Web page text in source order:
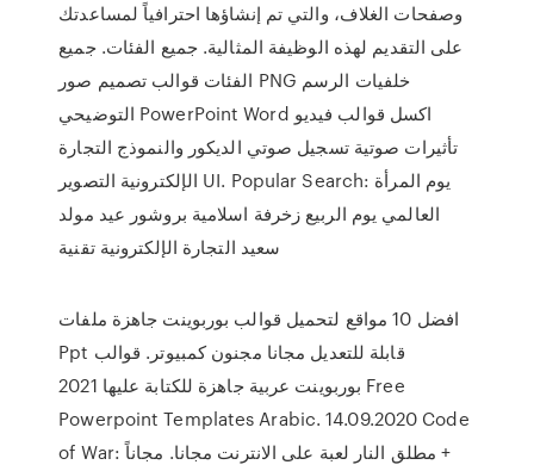
وصفحات الغلاف، والتي تم إنشاؤها احترافياً لمساعدتك
على التقديم لهذه الوظيفة المثالية. جميع الفئات. جميع
الفئات قوالب تصميم صور PNG خلفيات الرسم
التوضيحي PowerPoint Word اكسل قوالب فيديو
تأثيرات صوتية تسجيل صوتي الديكور والنموذج التجارة
الإلكترونية التصوير UI. Popular Search: يوم المرأة
العالمي يوم الربيع زخرفة اسلامية بروشور عيد مولد
سعيد التجارة الإلكترونية تقنية
افضل 10 مواقع لتحميل قوالب بوربوينت جاهزة ملفات
Ppt قابلة للتعديل مجانا مجنون كمبيوتر. قوالب
بوربوينت عربية جاهزة للكتابة عليها 2021 Free
Powerpoint Templates Arabic. 14.09.2020 Code
of War: مطلق النار لعبة على الانترنت مجانا. مجاناً +